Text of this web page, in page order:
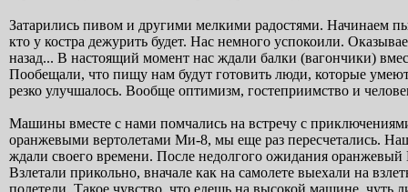
Затарились пивом и другими мелкими радостями. Начинаем
кто у костра дежурить будет. Нас немного успокоили.
назад... В настоящий момент нас ждали балки (вагончики)
Пообещали, что пищу нам будут готовить люди, которые
резко улучшалось. Вообще оптимизм, гостеприимство и
Машины вместе с нами помчались на встречу с
оранжевыми вертолетами Ми-8, мы еще раз пересчетались.
ждали своего времени. После недолгого ожидания оранжевый
Взлетали прикольно, вначале как на самолете выехали на